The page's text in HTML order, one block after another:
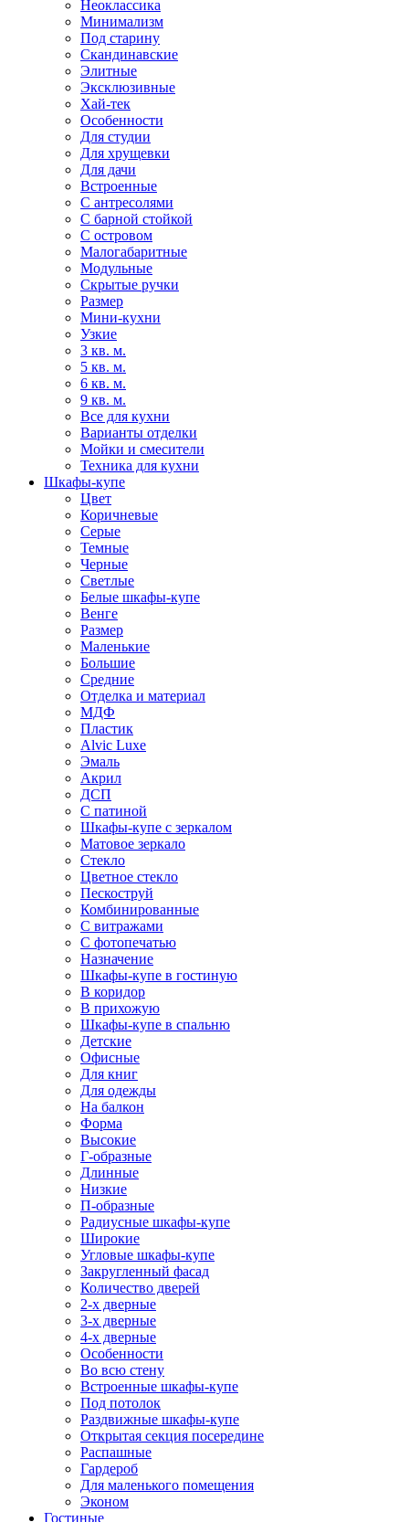
Неоклассика
Минимализм
Под старину
Скандинавские
Элитные
Эксклюзивные
Хай-тек
Особенности
Для студии
Для хрущевки
Для дачи
Встроенные
С антресолями
С барной стойкой
С островом
Малогабаритные
Модульные
Скрытые ручки
Размер
Мини-кухни
Узкие
3 кв. м.
5 кв. м.
6 кв. м.
9 кв. м.
Все для кухни
Варианты отделки
Мойки и смесители
Техника для кухни
Шкафы-купе
Цвет
Коричневые
Серые
Темные
Черные
Светлые
Белые шкафы-купе
Венге
Размер
Маленькие
Большие
Средние
Отделка и материал
МДФ
Пластик
Alvic Luxe
Эмаль
Акрил
ДСП
С патиной
Шкафы-купе с зеркалом
Матовое зеркало
Стекло
Цветное стекло
Пескоструй
Комбинированные
С витражами
С фотопечатью
Назначение
Шкафы-купе в гостиную
В коридор
В прихожую
Шкафы-купе в спальню
Детские
Офисные
Для книг
Для одежды
На балкон
Форма
Высокие
Г-образные
Длинные
Низкие
П-образные
Радиусные шкафы-купе
Широкие
Угловые шкафы-купе
Закругленный фасад
Количество дверей
2-х дверные
3-х дверные
4-х дверные
Особенности
Во всю стену
Встроенные шкафы-купе
Под потолок
Раздвижные шкафы-купе
Открытая секция посередине
Распашные
Гардероб
Для маленького помещения
Эконом
Гостиные